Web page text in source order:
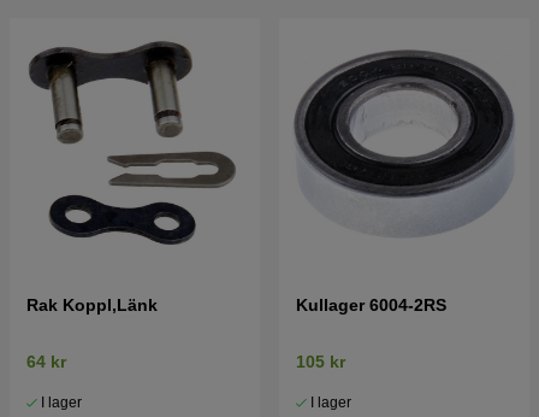
Rak Koppl,Länk
64 kr
I lager
Kullager 6004-2RS
105 kr
I lager